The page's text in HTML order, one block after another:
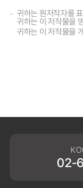
귀하는 원저작자를
귀하는 이 저작물을
귀하는 이 저작물을
02-